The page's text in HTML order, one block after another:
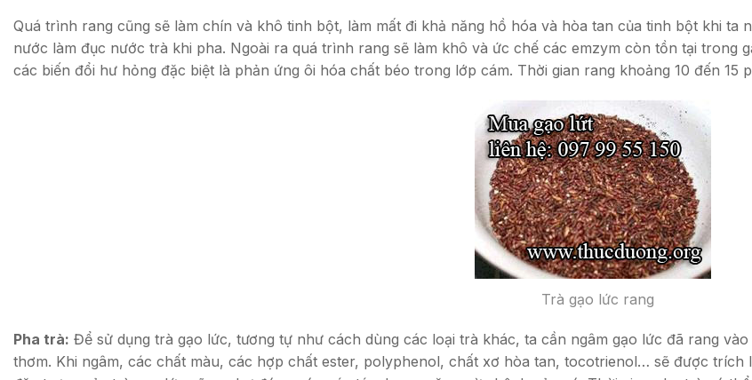
Quá trình rang cũng sẽ làm chín và khô tinh bột, làm mất đi khả năng hồ hóa và hòa tan của tinh bột khi ta
nước làm đục nước trà khi pha. Ngoài ra quá trình rang sẽ làm khô và ức chế các emzym còn tồn tại trong
các biến đổi hư hỏng đặc biệt là phản ứng ôi hóa chất béo trong lớp cám. Thời gian rang khoảng 10 đến 15
Trà gạo lức rang
Pha trà: Để sử dụng trà gạo lức, tương tự như cách dùng các loại trà khác, ta cần ngâm gạo lức đã rang
thơm. Khi ngâm, các chất màu, các hợp chất ester, polyphenol, chất xơ hòa tan, tocotrienol… sẽ được